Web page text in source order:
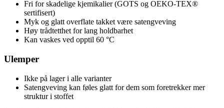
Fri for skadelige kjemikalier (GOTS og OEKO-TEX®
sertifisert)
Myk og glatt overflate takket være satengveving
Høy trådtetthet for lang holdbarhet
Kan vaskes ved opptil 60 °C
Ulemper
Ikke på lager i alle varianter
Satengveving kan føles glatt for dem som foretrekker mer
struktur i stoffet